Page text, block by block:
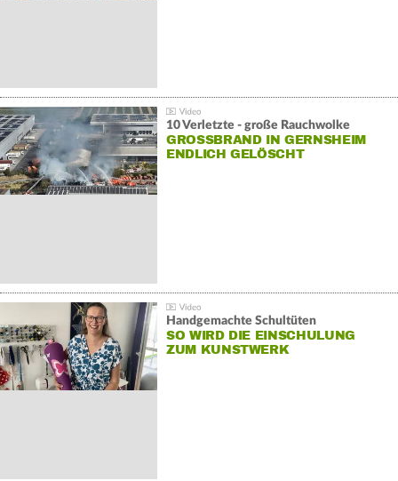
10 Verletzte - große Rauchwolke
GROSSBRAND IN GERNSHEIM E
NDLICH GELÖSCHT
Handgemachte Schultüten
SO WIRD DIE EINSCHULUNG
ZUM KUNSTWERK